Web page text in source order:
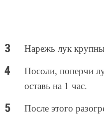
Нарежь лук
Посоли, поперчи
оставь на 1 час.
После этого